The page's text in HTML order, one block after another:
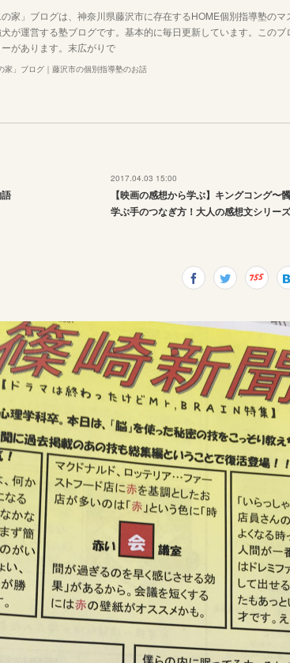
の家」ブログは、神奈川県藤沢市に存在するHOME個別指導塾のマ
が運営する塾ブログです。基本的に毎日更新しています。このブ
があります。末広がりで
家」ブログ｜藤沢市の個別指導塾のお話
2017.04.03 15:00
【映画の感想から学ぶ】キングコング〜
学ぶ手のつなぎ方！大人の感想文シリーズ